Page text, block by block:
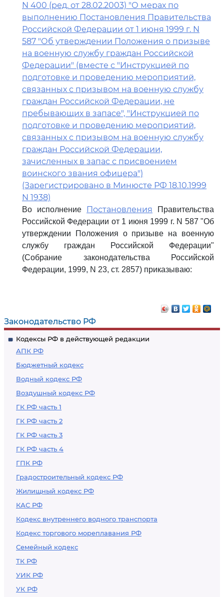
Законодательство РФ
Кодексы РФ в действующей редакции
АПК РФ
Бюджетный кодекс
Водный кодекс РФ
Воздушный кодекс РФ
ГК РФ часть 1
ГК РФ часть 2
ГК РФ часть 3
ГК РФ часть 4
ГПК РФ
Градостроительный кодекс РФ
Жилищный кодекс РФ
КАС РФ
Кодекс внутреннего водного транспорта
Кодекс торгового мореплавания РФ
Семейный кодекс
ТК РФ
УИК РФ
УК РФ
N 400 (ред. от 28.02.2003) "О мерах по
выполнению Постановления Правительства
Российской Федерации от 1 июня 1999 г. N
587 "Об утверждении Положения о призыве
на военную службу граждан Российской
Федерации" (вместе с "Инструкцией по
подготовке и проведению мероприятий,
связанных с призывом на военную службу
граждан Российской Федерации, не
пребывающих в запасе", "Инструкцией по
подготовке и проведению мероприятий,
связанных с призывом на военную службу
граждан Российской Федерации,
зачисленных в запас с присвоением
воинского звания офицера")
(Зарегистрировано в Минюсте РФ 18.10.1999
N 1938)
Во исполнение Постановления
Правительства
Российской Федерации от 1 июня 1999 г. N 587 "Об
утверждении Положения о призыве на военную
службу граждан Российской Федерации"
(Собрание законодательства Российской
Федерации, 1999, N 23, ст. 2857) приказываю: